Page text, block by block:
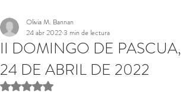
II DOMINGO DE PASCUA,
24 DE ABRIL DE 2022
Olivia M. Bannan
24 abr 20223 min de lectura
Obtuvo NaN de 5 estrellas.